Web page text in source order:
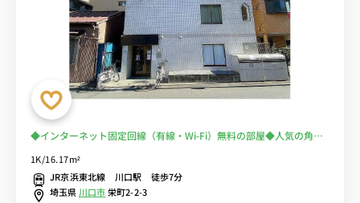
◆インターネット固定回線（有線・Wi-Fi）無料の部屋◆人気の角部
ニも近くて便利♪
1K/16.17m²
JR京浜東北線 川口駅 徒歩7分
埼玉県 川口市栄町2-2-3